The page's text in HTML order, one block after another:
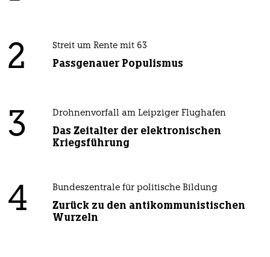
2 Streit um Rente mit 63
Passgenauer Populismus
3 Drohnenvorfall am Leipziger Flughafen
Das Zeitalter der elektronischen
Kriegsführung
4 Bundeszentrale für politische Bildung
Zurück zu den antikommunistischen
Wurzeln